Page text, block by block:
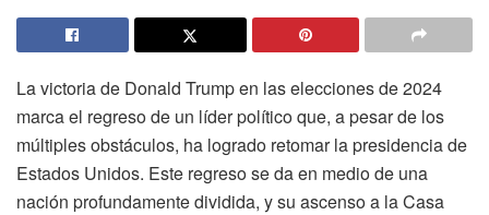
La victoria de Donald Trump en las elecciones de 2024
marca el regreso de un líder político que, a pesar de los
múltiples obstáculos, ha logrado retomar la presidencia de
Estados Unidos. Este regreso se da en medio de una
nación profundamente dividida, y su ascenso a la Casa